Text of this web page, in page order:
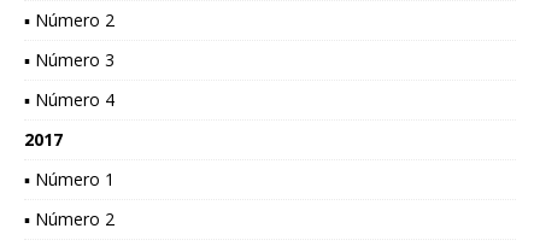
▪ Número 2
▪ Número 3
▪ Número 4
2017
▪ Número 1
▪ Número 2